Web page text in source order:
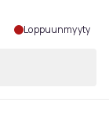
Loppuunmyyty